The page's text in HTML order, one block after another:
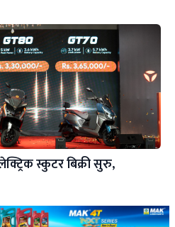
स्कुटर बिक्री सुरु,